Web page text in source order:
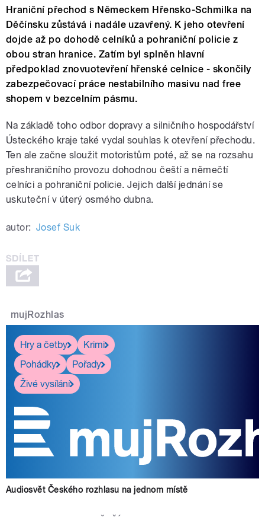
Hraniční přechod s Německem Hřensko-Schmilka na
Děčínsku zůstává i nadále uzavřený. K jeho otevření
dojde až po dohodě celníků a pohraniční policie z
obou stran hranice. Zatím byl splněn hlavní
předpoklad znovuotevření hřenské celnice - skončily
zabezpečovací práce nestabilního masivu nad free
shopem v bezcelním pásmu.
Na základě toho odbor dopravy a silničního hospodářství
Ústeckého kraje také vydal souhlas k otevření přechodu.
Ten ale začne sloužit motoristům poté, až se na rozsahu
přeshraničního provozu dohodnou čeští a němečtí
celníci a pohraniční policie. Jejich další jednání se
uskuteční v úterý osmého dubna.
autor: Josef Suk
mujRozhlas
Hry a četby
Krimi
Pohádky
Pořady
Živé vysílání
Audiosvět Českého rozhlasu na jednom místě